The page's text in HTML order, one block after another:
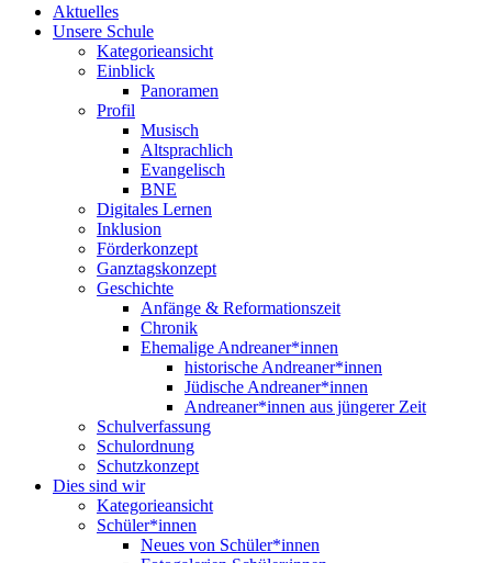
Aktuelles
Unsere Schule
Kategorieansicht
Einblick
Panoramen
Profil
Musisch
Altsprachlich
Evangelisch
BNE
Digitales Lernen
Inklusion
Förderkonzept
Ganztagskonzept
Geschichte
Anfänge & Reformationszeit
Chronik
Ehemalige Andreaner*innen
historische Andreaner*innen
Jüdische Andreaner*innen
Andreaner*innen aus jüngerer Zeit
Schulverfassung
Schulordnung
Schutzkonzept
Dies sind wir
Kategorieansicht
Schüler*innen
Neues von Schüler*innen